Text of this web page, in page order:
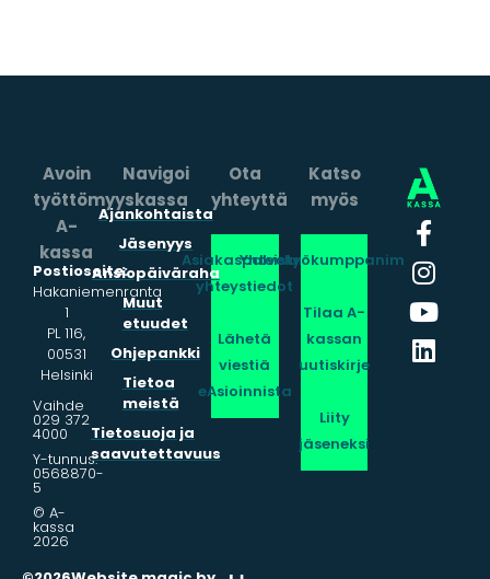
Avoin
työttömyyskassa
A-
kassa
Postiosoite:
Hakaniemenranta
1
PL 116,
00531
Helsinki
Vaihde
029 372
4000
Y-tunnus:
0568870-
5
© A-
kassa
2026
Ota
yhteyttä
Asiakaspalvelun
yhteystiedot
Lähetä
viestiä
eAsioinnista
Navigoi
Ajankohtaista
Jäsenyys
Ansiopäiväraha
Muut
etuudet
Ohjepankki
Tietoa
meistä
Tietosuoja ja
saavutettavuus
Katso
myös
Yhteistyökumppanimme
Tilaa A-
kassan
uutiskirje
Liity
jäseneksi